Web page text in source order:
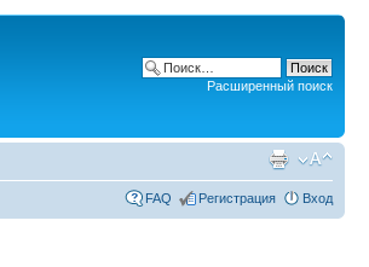
Расширенный поиск
FAQ Регистрация Вход